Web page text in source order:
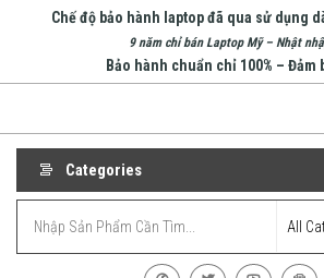
Chế độ bảo hành laptop đã qua sử dụng
9 năm chỉ bán Laptop Mỹ – Nhật
Bảo hành chuẩn chỉ 100% – Đảm
Computer
Categories